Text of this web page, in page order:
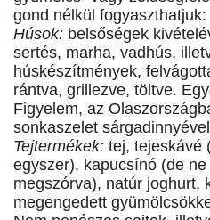
gond nélkül fogyaszthatjuk:
Húsok: belsőségek
sertés, marha, vadhús,
húskészítmények,
rántva, grillezve, töltve.
Figyelem, az
sonkaszelet
Tejtermékek: tej, tejeskávé
egyszer), kapucsínó (de ne
megszórva), natúr joghurt,
megengedett